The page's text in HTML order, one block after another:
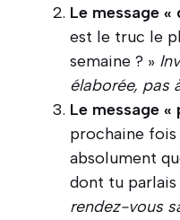
Le message
est le truc le
semaine ? »
élaborée, pas
Le message
prochaine fois
absolument
dont tu parlais
rendez-vous